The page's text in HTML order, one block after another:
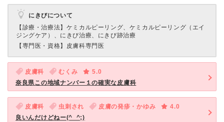
にきびについて
【診療・治療法】 ケミカルピーリング、ケミカルピーリング（エイ
ジングケア）、にきび治療、にきび跡治療
【専門医・資格】 皮膚科専門医
皮膚科 むくみ
5.0
奈良県この地域ナンバー１の確実な皮膚科
皮膚科 虫刺され 皮膚の発疹・かゆみ
4.0
良いんだけどねー(^_^;)